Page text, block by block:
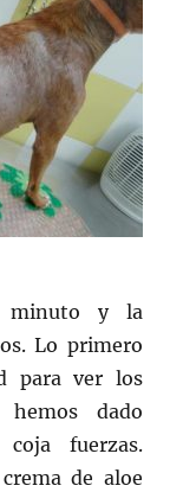
minuto y la
Lo primero
para ver los
hemos dado
fuerzas.
de aloe